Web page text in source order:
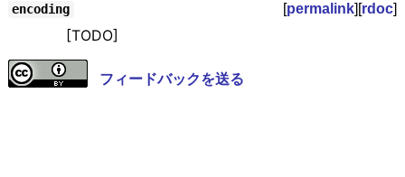
encoding [permalink][rdoc]
[TODO]
フィードバックを送る